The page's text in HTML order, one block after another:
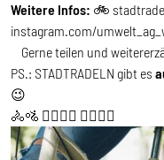
Weitere Infos: 🚲
instagram.com/
Gerne teilen und
PS.: STADTRADELN gibt es
😉
🚴🚵 🚴‍♂️🚵‍♂️ 🚴‍♀️🚵‍♀️